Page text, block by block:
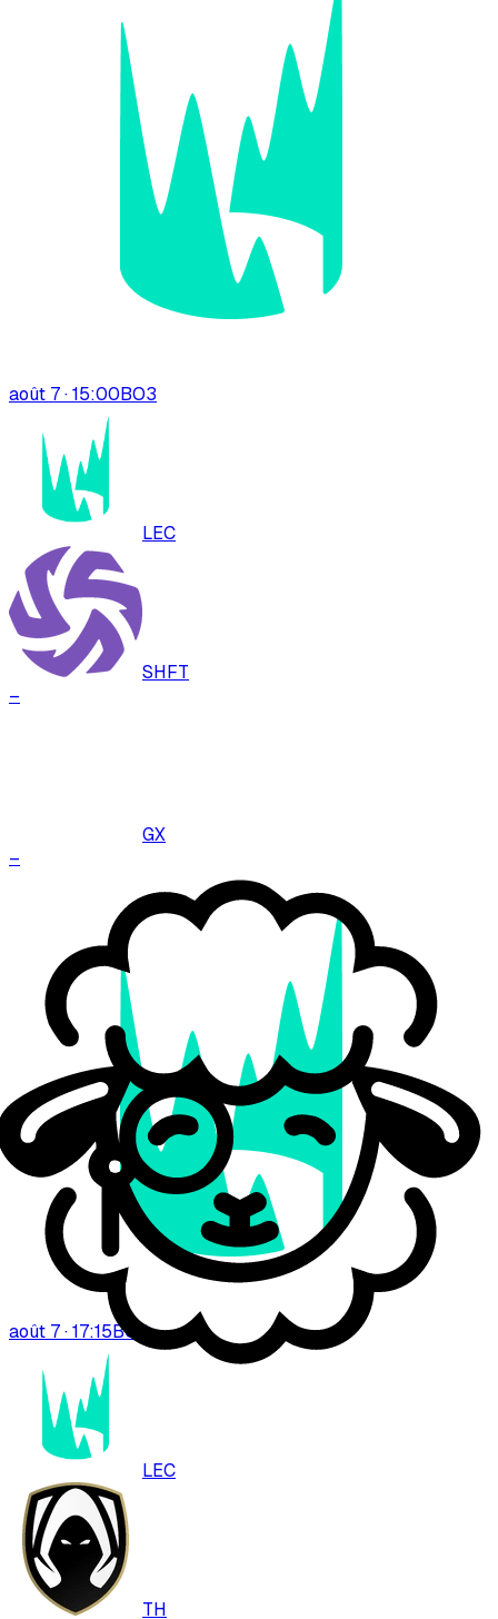
août 7 · 15:00BO3
LEC
SHFT
–
GX
–
août 7 · 17:15BO 3
LEC
TH